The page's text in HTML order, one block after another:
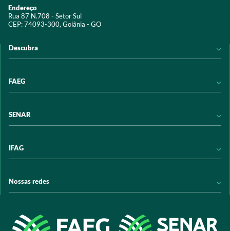
Endereço
Rua 87 N.708 - Setor Sul
CEP: 74093-300, Goiânia - GO
Descubra
Acervo digital
Programas e Serviços
Trabalhe conosco
FAEG
Transparência
SENAR
Transparência
Arrecadação
IFAG
Programas e Serviços
Acesso à Informação
Nossas redes
@sistemafaeg